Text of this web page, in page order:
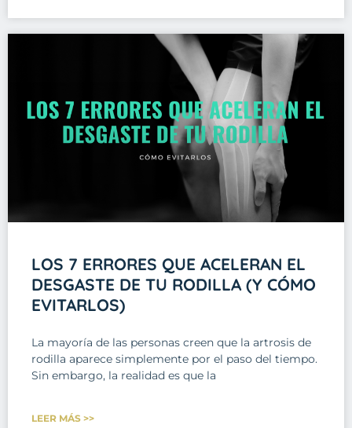
LOS 7 ERRORES QUE ACELERAN EL
DESGASTE DE TU RODILLA (Y CÓMO
EVITARLOS)
La mayoría de las personas creen que la artrosis de
rodilla aparece simplemente por el paso del tiempo.
Sin embargo, la realidad es que la
LEER MÁS >>